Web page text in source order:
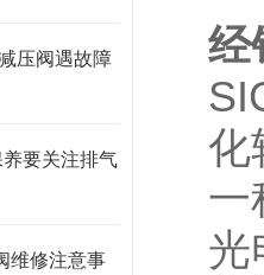
压阀遇故障
要关注排气
维修注意事
经
化
一
光